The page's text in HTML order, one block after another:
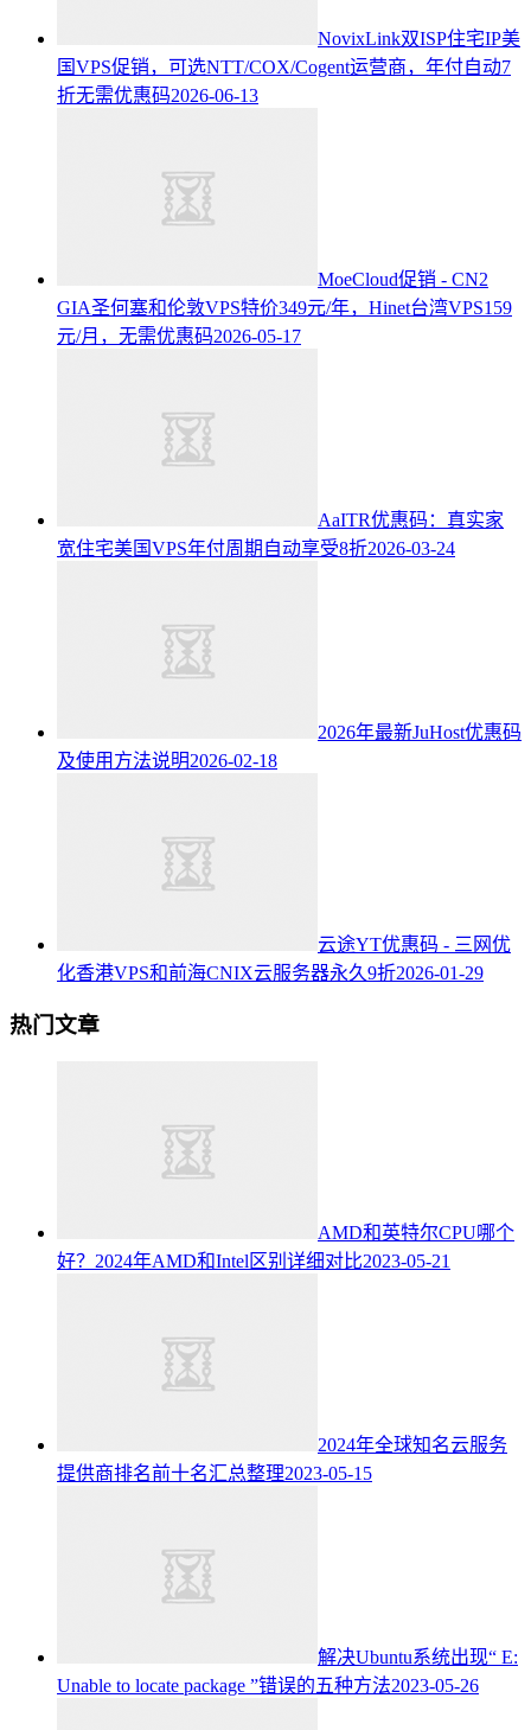
NovixLink双ISP住宅IP美
国VPS促销，可选NTT/COX/Cogent运营商，年付自动7
折无需优惠码2026-06-13
MoeCloud促销 - CN2
GIA圣何塞和伦敦VPS特价349元/年，Hinet台湾VPS159
元/月，无需优惠码2026-05-17
AaITR优惠码：真实家
宽住宅美国VPS年付周期自动享受8折2026-03-24
2026年最新JuHost优惠码
及使用方法说明2026-02-18
云途YT优惠码 - 三网优
化香港VPS和前海CNIX云服务器永久9折2026-01-29
热门文章
AMD和英特尔CPU哪个
好？2024年AMD和Intel区别详细对比2023-05-21
2024年全球知名云服务
提供商排名前十名汇总整理2023-05-15
解决Ubuntu系统出现“ E:
Unable to locate package ”错误的五种方法2023-05-26